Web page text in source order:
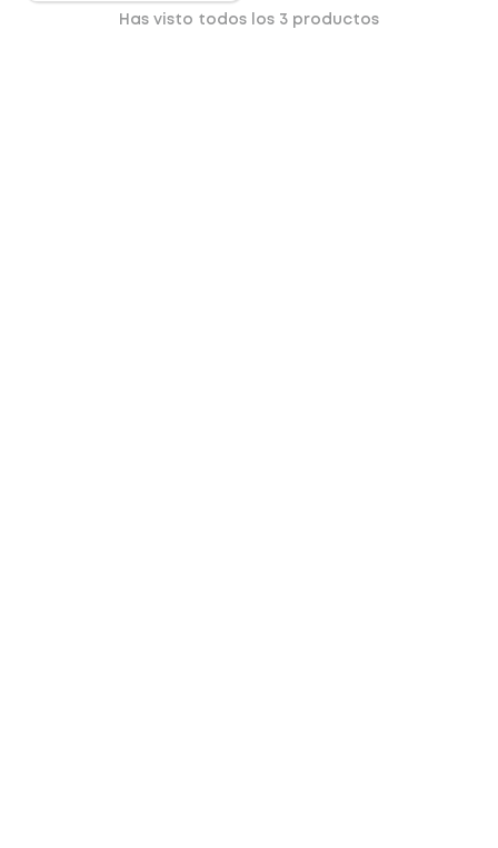
Has visto todos los 3 productos